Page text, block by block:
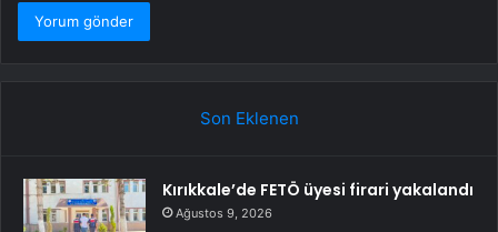
Son Eklenen
Kırıkkale’de FETÖ üyesi firari yakalandı
Ağustos 9, 2026